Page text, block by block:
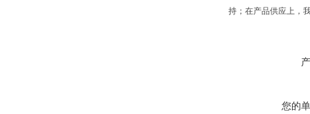
持；在产品供应上，
您的